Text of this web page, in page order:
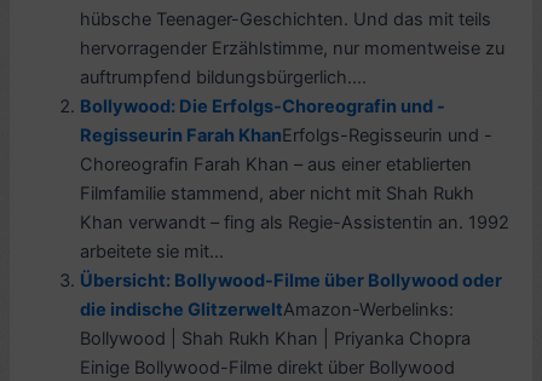
hübsche Teenager-Geschichten. Und das mit teils
hervorragender Erzählstimme, nur momentweise zu
auftrumpfend bildungsbürgerlich....
Bollywood: Die Erfolgs-Choreografin und -
Regisseurin Farah KhanErfolgs-Regisseurin und -
Choreografin Farah Khan – aus einer etablierten
Filmfamilie stammend, aber nicht mit Shah Rukh
Khan verwandt – fing als Regie-Assistentin an. 1992
arbeitete sie mit...
Übersicht: Bollywood-Filme über Bollywood oder
die indische GlitzerweltAmazon-Werbelinks:
Bollywood | Shah Rukh Khan | Priyanka Chopra
Einige Bollywood-Filme direkt über Bollywood